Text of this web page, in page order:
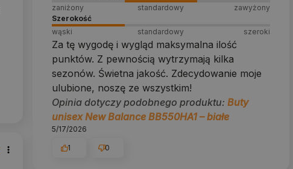
zaniżony
standardowy
zawyżony
Szerokość
wąski
standardowy szeroki
Za tę wygodę i wygląd maksymalna ilość
punktów. Z pewnością wytrzymają kilka
sezonów. Świetna jakość. Zdecydowanie moje
ulubione, noszę ze wszystkim!
Opinia dotyczy podobnego produktu: Buty
unisex New Balance BB550HA1 – białe
5/17/2026
1 0